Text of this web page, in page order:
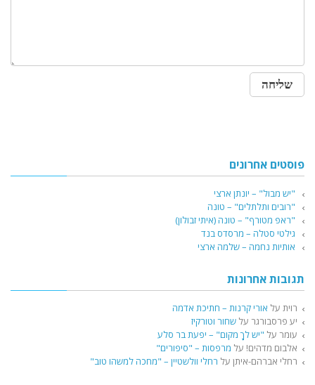
פוסטים אחרונים
"יש מבול" – יונתן ארצי
"רובים ותלתלים" – טונה
"ראפ מטורף" – טונה (איתי זבולון)
גילטי סטלה – מרסדס בנד
אותיות נחמה – שלמה ארצי
תגובות אחרונות
רוית על אורי קרנות – חתיכת אדמה
יע פרסבורגר על שחור וטורקיז
עומר על "יש לךָ מקום" – יפעת בר סלע
אלבום מדהים! על מרפסות – "סיפורים"
רחלי אברהם-איתן על רחלי וולשטיין – "מחכה למשהו טוב"